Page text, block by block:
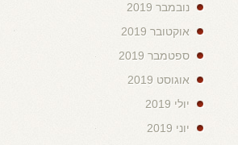
נובמבר 2019
אוקטובר 2019
ספטמבר 2019
אוגוסט 2019
יולי 2019
יוני 2019